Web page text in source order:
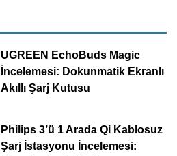
UGREEN EchoBuds Magic
İncelemesi: Dokunmatik Ekranlı
Akıllı Şarj Kutusu
Philips 3’ü 1 Arada Qi Kablosuz
Şarj İstasyonu İncelemesi: